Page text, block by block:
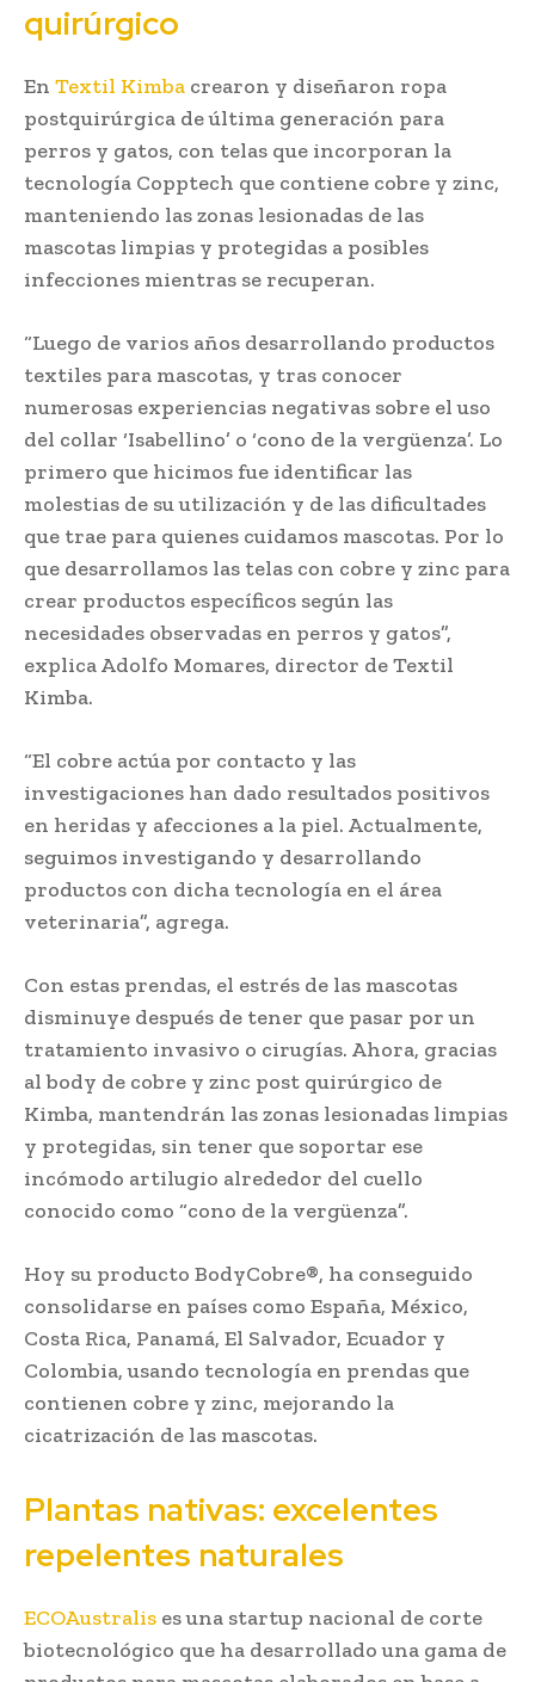
quirúrgico
En Textil Kimba crearon y diseñaron ropa
postquirúrgica de última generación para
perros y gatos, con telas que incorporan la
tecnología Copptech que contiene cobre y zinc,
manteniendo las zonas lesionadas de las
mascotas limpias y protegidas a posibles
infecciones mientras se recuperan.
“Luego de varios años desarrollando productos
textiles para mascotas, y tras conocer
numerosas experiencias negativas sobre el uso
del collar ‘Isabellino’ o ‘cono de la vergüenza’. Lo
primero que hicimos fue identificar las
molestias de su utilización y de las dificultades
que trae para quienes cuidamos mascotas. Por lo
que desarrollamos las telas con cobre y zinc para
crear productos específicos según las
necesidades observadas en perros y gatos”,
explica Adolfo Momares, director de Textil
Kimba.
“El cobre actúa por contacto y las
investigaciones han dado resultados positivos
en heridas y afecciones a la piel. Actualmente,
seguimos investigando y desarrollando
productos con dicha tecnología en el área
veterinaria”, agrega.
Con estas prendas, el estrés de las mascotas
disminuye después de tener que pasar por un
tratamiento invasivo o cirugías. Ahora, gracias
al body de cobre y zinc post quirúrgico de
Kimba, mantendrán las zonas lesionadas limpias
y protegidas, sin tener que soportar ese
incómodo artilugio alrededor del cuello
conocido como “cono de la vergüenza”.
Hoy su producto BodyCobre®, ha conseguido
consolidarse en países como España, México,
Costa Rica, Panamá, El Salvador, Ecuador y
Colombia, usando tecnología en prendas que
contienen cobre y zinc, mejorando la
cicatrización de las mascotas.
Plantas nativas: excelentes
repelentes naturales
ECOAustralis es una startup nacional de corte
biotecnológico que ha desarrollado una gama de